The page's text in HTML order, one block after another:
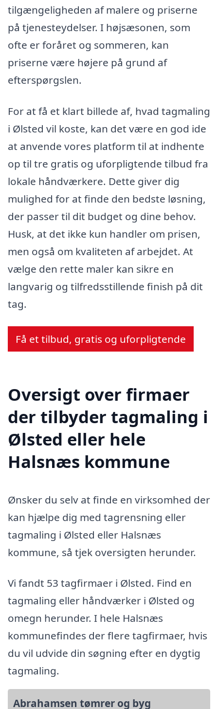
tilgængeligheden af malere og priserne
på tjenesteydelser. I højsæsonen, som
ofte er foråret og sommeren, kan
priserne være højere på grund af
efterspørgslen.
For at få et klart billede af, hvad tagmaling
i Ølsted vil koste, kan det være en god ide
at anvende vores platform til at indhente
op til tre gratis og uforpligtende tilbud fra
lokale håndværkere. Dette giver dig
mulighed for at finde den bedste løsning,
der passer til dit budget og dine behov.
Husk, at det ikke kun handler om prisen,
men også om kvaliteten af arbejdet. At
vælge den rette maler kan sikre en
langvarig og tilfredsstillende finish på dit
tag.
Få et tilbud, gratis og uforpligtende
Oversigt over firmaer
der tilbyder tagmaling i
Ølsted eller hele
Halsnæs kommune
Ønsker du selv at finde en virksomhed der
kan hjælpe dig med tagrensning eller
tagmaling i Ølsted eller Halsnæs
kommune, så tjek oversigten herunder.
Vi fandt 53 tagfirmaer i Ølsted. Find en
tagmaling eller håndværker i Ølsted og
omegn herunder. I hele Halsnæs
kommunefindes der flere tagfirmaer, hvis
du vil udvide din søgning efter en dygtig
tagmaling.
Abrahamsen tømrer og byg